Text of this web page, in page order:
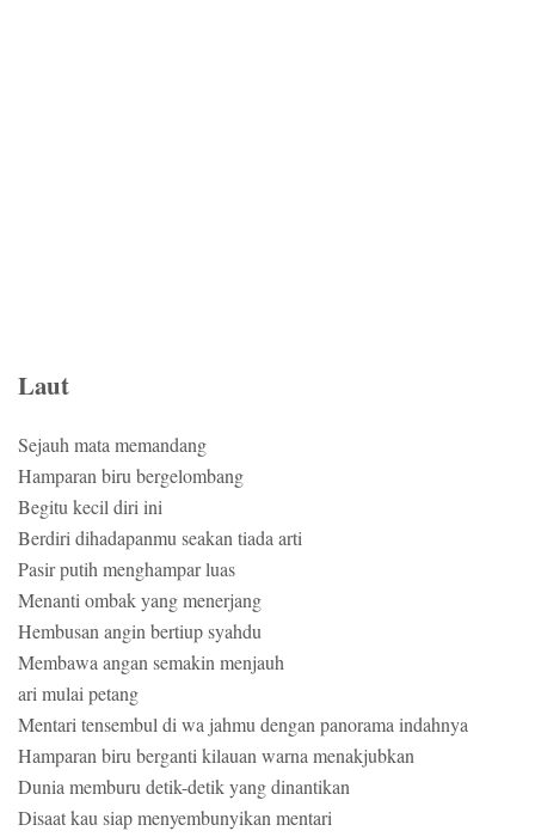
Laut
Sejauh mata memandang
Hamparan biru bergelombang
Begitu kecil diri ini
Berdiri dihadapanmu seakan tiada arti
Pasir putih menghampar luas
Menanti ombak yang menerjang
Hembusan angin bertiup syahdu
Membawa angan semakin menjauh
ari mulai petang
Mentari tensembul di wa jahmu dengan panorama indahnya
Hamparan biru berganti kilauan warna menakjubkan
Dunia memburu detik-detik yang dinantikan
Disaat kau siap menyembunyikan mentari